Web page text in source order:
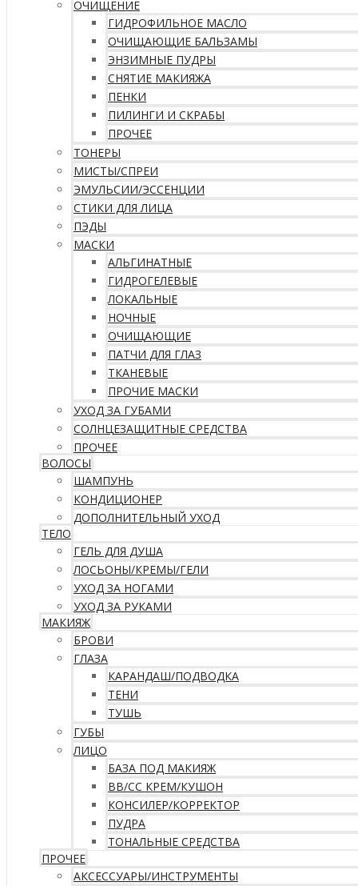
ОЧИЩЕНИЕ
ГИДРОФИЛЬНОЕ МАСЛО
ОЧИЩАЮЩИЕ БАЛЬЗАМЫ
ЭНЗИМНЫЕ ПУДРЫ
СНЯТИЕ МАКИЯЖА
ПЕНКИ
ПИЛИНГИ И СКРАБЫ
ПРОЧЕЕ
ТОНЕРЫ
МИСТЫ/СПРЕИ
ЭМУЛЬСИИ/ЭССЕНЦИИ
СТИКИ ДЛЯ ЛИЦА
ПЭДЫ
МАСКИ
АЛЬГИНАТНЫЕ
ГИДРОГЕЛЕВЫЕ
ЛОКАЛЬНЫЕ
НОЧНЫЕ
ОЧИЩАЮЩИЕ
ПАТЧИ ДЛЯ ГЛАЗ
ТКАНЕВЫЕ
ПРОЧИЕ МАСКИ
УХОД ЗА ГУБАМИ
СОЛНЦЕЗАЩИТНЫЕ СРЕДСТВА
ПРОЧЕЕ
ВОЛОСЫ
ШАМПУНЬ
КОНДИЦИОНЕР
ДОПОЛНИТЕЛЬНЫЙ УХОД
ТЕЛО
ГЕЛЬ ДЛЯ ДУША
ЛОСЬОНЫ/КРЕМЫ/ГЕЛИ
УХОД ЗА НОГАМИ
УХОД ЗА РУКАМИ
МАКИЯЖ
БРОВИ
ГЛАЗА
КАРАНДАШ/ПОДВОДКА
ТЕНИ
ТУШЬ
ГУБЫ
ЛИЦО
БАЗА ПОД МАКИЯЖ
ВВ/CC КРЕМ/КУШОН
КОНСИЛЕР/КОРРЕКТОР
ПУДРА
ТОНАЛЬНЫЕ СРЕДСТВА
ПРОЧЕЕ
АКСЕССУАРЫ/ИНСТРУМЕНТЫ